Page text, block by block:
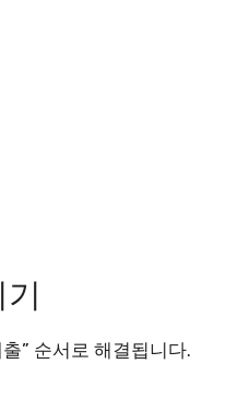
” 순서로 해결됩니다.